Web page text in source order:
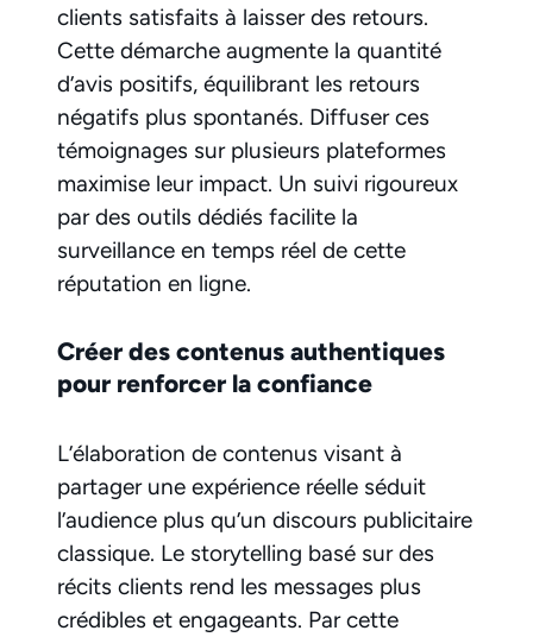
clients satisfaits à laisser des retours.
Cette démarche augmente la quantité
d’avis positifs, équilibrant les retours
négatifs plus spontanés. Diffuser ces
témoignages sur plusieurs plateformes
maximise leur impact. Un suivi rigoureux
par des outils dédiés facilite la
surveillance en temps réel de cette
réputation en ligne.
Créer des contenus authentiques
pour renforcer la confiance
L’élaboration de contenus visant à
partager une expérience réelle séduit
l’audience plus qu’un discours publicitaire
classique. Le storytelling basé sur des
récits clients rend les messages plus
crédibles et engageants. Par cette